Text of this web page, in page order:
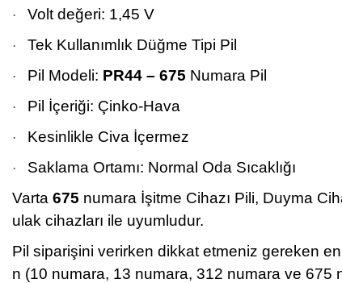
· Volt değeri: 1,45 V
· Tek Kullanımlık Düğme Tipi Pil
· Pil Modeli: PR44 – 675 Numara Pil
· Pil İçeriği: Çinko-Hava
· Kesinlikle Civa İçermez
·
Saklama Ortamı: Normal Oda Sıcaklığı
Varta 675 numara İşitme Cihazı Pili, Duyma
ulak cihazları ile uyumludur.
Pil siparişini verirken dikkat etmeniz gereken en
n (10 numara, 13 numara, 312 numara ve 675